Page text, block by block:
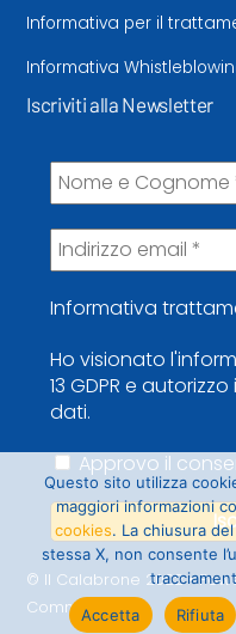
Informativa per il
Informativa
Iscriviti alla Newsletter
Informativa
Ho visionato
13 GDPR e
dati.
Approvo il
© Il Calabrone 2022 •
Communication
Questo sito utilizza
maggiori informazioni
cookies. La chiusura
stessa X, non consente
Accetta
Rifiuta